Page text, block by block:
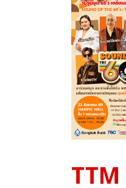
TTM